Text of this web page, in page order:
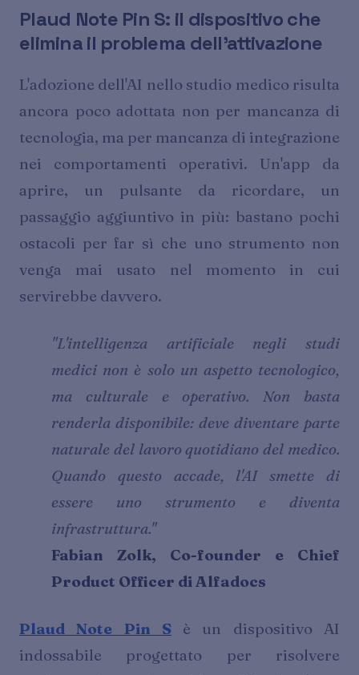
Plaud Note Pin S: il dispositivo che
elimina il problema dell'attivazione
L'adozione dell'AI nello studio medico risulta
ancora poco adottata non per mancanza di
tecnologia, ma per mancanza di integrazione
nei comportamenti operativi. Un'app da
aprire, un pulsante da ricordare, un
passaggio aggiuntivo in più: bastano pochi
ostacoli per far sì che uno strumento non
venga mai usato nel momento in cui
servirebbe davvero.
"L'intelligenza artificiale negli studi
medici non è solo un aspetto tecnologico,
ma culturale e operativo. Non basta
renderla disponibile: deve diventare parte
naturale del lavoro quotidiano del medico.
Quando questo accade, l'AI smette di
essere uno strumento e diventa
infrastruttura."
Fabian Zolk, Co-founder e Chief
Product Officer di Alfadocs
Plaud Note Pin Sè un dispositivo AI
indossabile progettato per risolvere